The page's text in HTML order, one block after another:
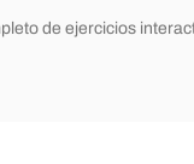
de ejercicios